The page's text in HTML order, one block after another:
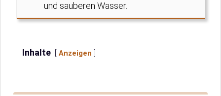
und sauberen Wasser.
Inhalte Anzeigen